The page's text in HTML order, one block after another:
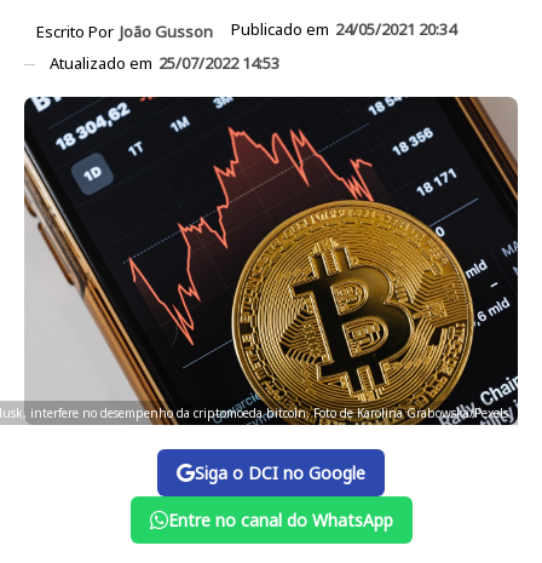
Escrito Por João Gusson Publicado em 24/05/2021 20:34
Atualizado em 25/07/2022 14:53
interfere no desempenho da criptomoeda bitcoin. Foto de Karolina Grabowska/Pexels
Siga o DCI no Google
Entre no canal do WhatsApp